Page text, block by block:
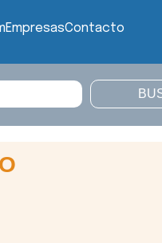
EmpresasContacto